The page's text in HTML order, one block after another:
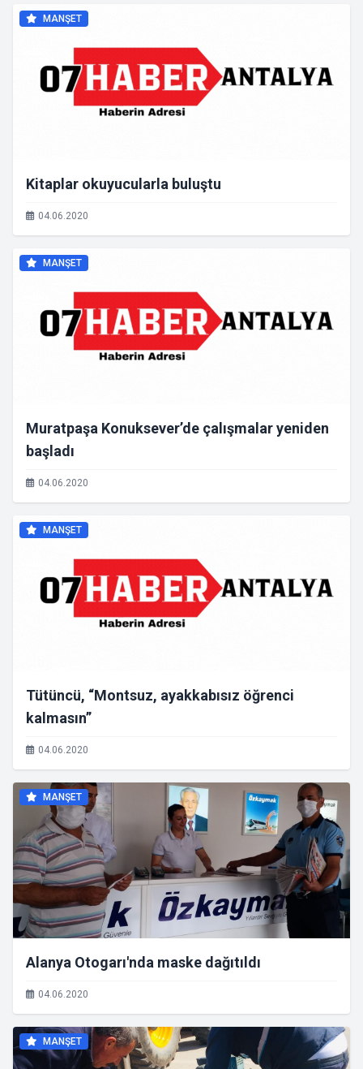
MANŞET
Kitaplar okuyucularla buluştu
04.06.2020
MANŞET
Muratpaşa Konuksever’de çalışmalar yeniden
başladı
04.06.2020
MANŞET
Tütüncü, “Montsuz, ayakkabısız öğrenci
kalmasın”
04.06.2020
MANŞET
Alanya Otogarı'nda maske dağıtıldı
04.06.2020
MANŞET